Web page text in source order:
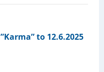
to 12.6.2025